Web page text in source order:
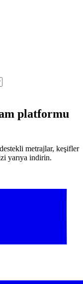
platformu
metrajlar, keşifler
yarıya indirin.